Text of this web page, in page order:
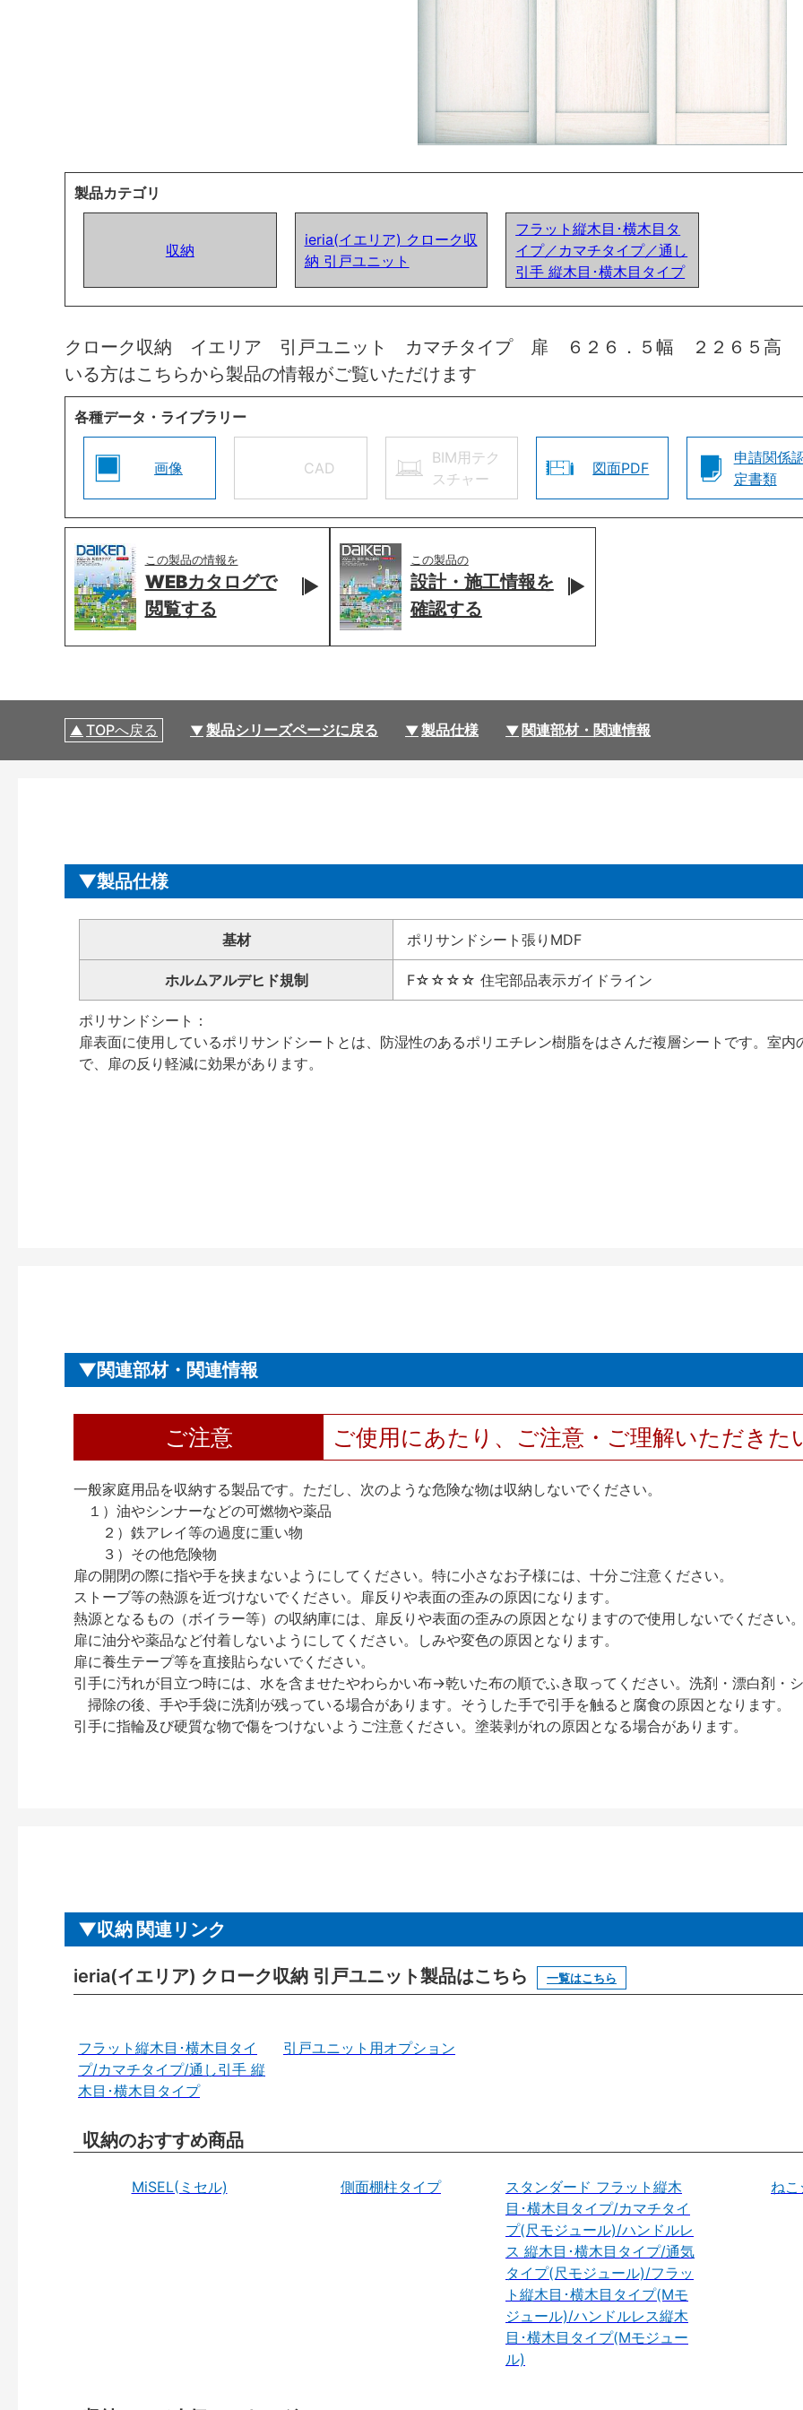
製品カテゴリ
収納
ieria(イエリア) クローク収
納 引戸ユニット
フラット縦木目･横木目タ
イプ／カマチタイプ／通し
引手 縦木目･横木目タイプ
クローク収納 イエリア 引戸ユニット カマチタイプ 扉 ６２６．５幅 ２２６５高 〈
いる方はこちらから製品の情報がご覧いただけます
各種データ・ライブラリー
画像 CAD
BIM用テク
スチャー
図面PDF
申請関係
定書類
この製品の情報を
WEBカタログで
閲覧する
この製品の
設計・施工情報を
確認する
TOPへ戻る 製品シリーズページに戻る 製品仕様 関連部材・関連情報
製品仕様
基材 ポリサンドシート張りMDF
ホルムアルデヒド規制 F☆☆☆☆ 住宅部品表示ガイドライン
ポリサンドシート：
扉表面に使用しているポリサンドシートとは、防湿性のあるポリエチレン樹脂をはさんだ複層シートです。室
で、扉の反り軽減に効果があります。
関連部材・関連情報
ご注意 ご使用にあたり、ご注意・ご理解いただきた
一般家庭用品を収納する製品です。ただし、次のような危険な物は収納しないでください。
１）油やシンナーなどの可燃物や薬品
２）鉄アレイ等の過度に重い物
３）その他危険物
扉の開閉の際に指や手を挟まないようにしてください。特に小さなお子様には、十分ご注意ください。
ストーブ等の熱源を近づけないでください。扉反りや表面の歪みの原因になります。
熱源となるもの（ボイラー等）の収納庫には、扉反りや表面の歪みの原因となりますので使用しないでください
扉に油分や薬品など付着しないようにしてください。しみや変色の原因となります。
扉に養生テープ等を直接貼らないでください。
引手に汚れが目立つ時には、水を含ませたやわらかい布→乾いた布の順でふき取ってください。洗剤・漂白剤・
掃除の後、手や手袋に洗剤が残っている場合があります。そうした手で引手を触ると腐食の原因となります。
引手に指輪及び硬質な物で傷をつけないようご注意ください。塗装剥がれの原因となる場合があります。
収納 関連リンク
ieria(イエリア) クローク収納 引戸ユニット製品はこちら 一覧はこちら
フラット縦木目･横木目タイ
プ/カマチタイプ/通し引手 縦
木目･横木目タイプ
引戸ユニット用オプション
収納のおすすめ商品
MiSEL(ミセル) 側面棚柱タイプ
スタンダード フラット縦木
目･横木目タイプ/カマチタイ
プ(尺モジュール)/ハンドルレ
ス 縦木目･横木目タイプ/通気
タイプ(尺モジュール)/フラッ
ト縦木目･横木目タイプ(Mモ
ジュール)/ハンドルレス縦木
目･横木目タイプ(Mモジュー
ル)
ね